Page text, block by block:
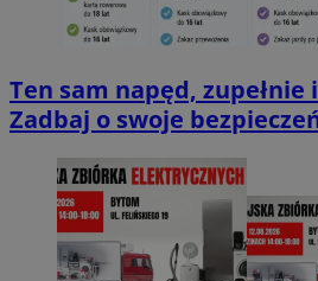
Ten sam napęd, zupełnie
Zadbaj o swoje